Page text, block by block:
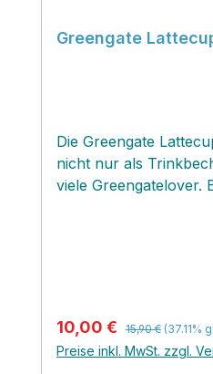
Greengate
Die Greengate
nicht nur als
viele Greengatelover.
Verkaufspreis:
10,00 € Regulärer Preis:
15,90 € (37.11%
Preise inkl. MwSt. zzgl.